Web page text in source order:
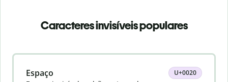
Caracteres invisíveis populares
Slide 1 of 8
Espaço U+0020